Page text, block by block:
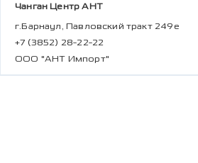
Чанган Центр АНТ
г.Барнаул, Павловский тракт 249е
+7 (3852) 28-22-22
ООО "АНТ Импорт"